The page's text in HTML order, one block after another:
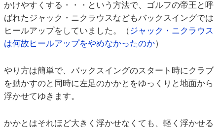
かけやすくする・・・という方法で、ゴルフの帝王と呼
ばれたジャック・ニクラウスなどもバックスイングでは
ヒールアップをしていました。（ ジャック・ニクラウス
は何故ヒールアップをやめなかったのか）
やり方は簡単で、バックスイングのスタート時にクラブ
を動かすのと同時に左足のかかとをゆっくりと地面から
浮かせてゆきます。
かかとはそれほど大きく浮かせなくても、軽く浮かせる